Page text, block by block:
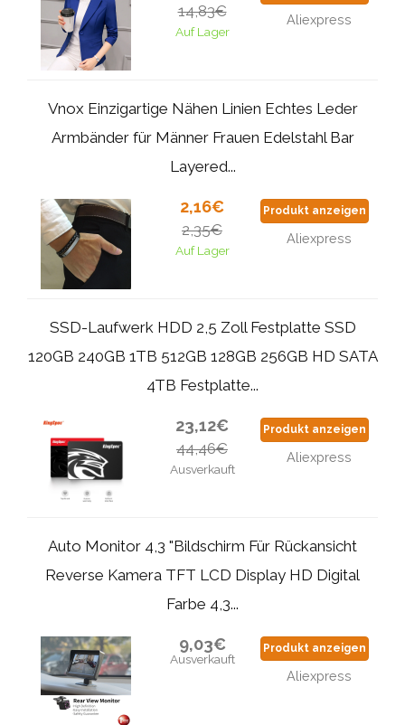
14,83€
Auf Lager
Aliexpress
Vnox Einzigartige Nähen Linien Echtes Leder
Armbänder für Männer Frauen Edelstahl Bar
Layered...
2,16€
2,35€
Auf Lager
Produkt anzeigen
Aliexpress
SSD-Laufwerk HDD 2,5 Zoll Festplatte SSD
120GB 240GB 1TB 512GB 128GB 256GB HD SATA
4TB Festplatte...
23,12€
44,46€
Ausverkauft
Produkt anzeigen
Aliexpress
Auto Monitor 4,3 "Bildschirm Für Rückansicht
Reverse Kamera TFT LCD Display HD Digital
Farbe 4,3...
9,03€
Ausverkauft
Produkt anzeigen
Aliexpress